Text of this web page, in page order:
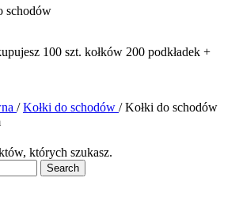
schodów
100 szt. kołków 200 podkładek +
/ Kołki do schodów / Kołki do schodów
których szukasz.
Search